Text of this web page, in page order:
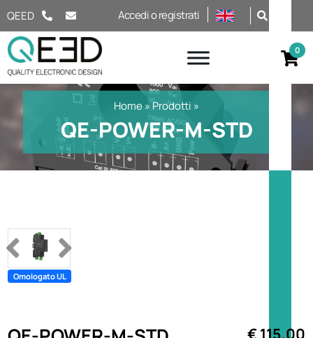
QEED Accedi o registrati
Home»Prodotti »
QE-POWER-M-STD
Previous Next
Omologato UL
€ 115,00